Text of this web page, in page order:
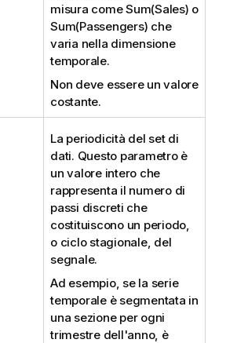
misura come Sum(Sales) o
Sum(Passengers) che
varia nella dimensione
temporale.
Non deve essere un valore
costante.
La periodicità del set di
dati. Questo parametro è
un valore intero che
rappresenta il numero di
passi discreti che
costituiscono un periodo,
o ciclo stagionale, del
segnale.
Ad esempio, se la serie
temporale è segmentata in
una sezione per ogni
trimestre dell'anno, è